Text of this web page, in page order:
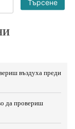
Търсене
въздуха преди
да провериш